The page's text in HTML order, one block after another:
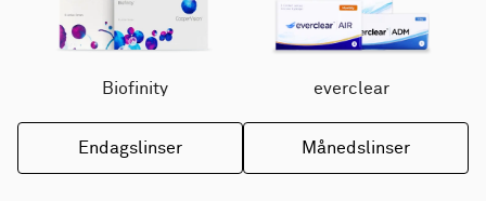
Biofinity everclear
Endagslinser Månedslinser